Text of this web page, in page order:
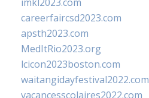
careerfaircsd2023.com
apsth2023.com
MedItRio2023.org
lcicon2023boston.com
waitangidayfestival2022.com
vacancesscolaires2022.com